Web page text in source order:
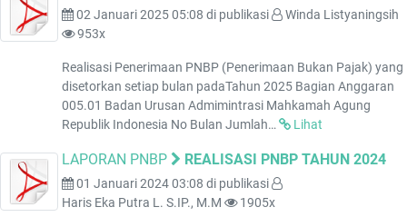
02 Januari 2025 05:08 di publikasi
Winda Listyaningsih
953x
Realisasi Penerimaan PNBP (Penerimaan Bukan Pajak) yang
disetorkan setiap bulan padaTahun 2025 Bagian Anggaran
005.01 Badan Urusan Admimintrasi Mahkamah Agung
Republik Indonesia No Bulan Jumlah…
Lihat
LAPORAN PNBP REALISASI PNBP TAHUN 2024
01 Januari 2024 03:08 di publikasi
Haris Eka Putra L. S.IP., M.M
1905x